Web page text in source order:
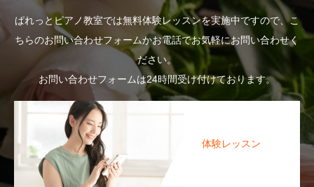
ぱれっとピアノ教室では無料体験レッスンを実施中ですので、こ
ちらのお問い合わせフォームかお電話でお気軽にお問い合わせく
ださい。
お問い合わせフォームは24時間受け付けております。
体験レッスン